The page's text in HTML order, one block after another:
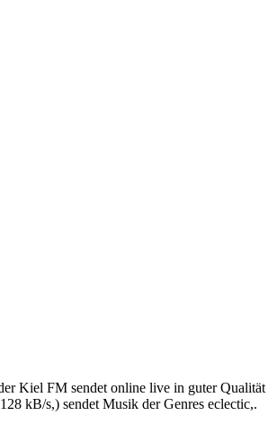
Kiel FM sendet online live in guter
kB/s,) sendet Musik der Genres eclectic,.